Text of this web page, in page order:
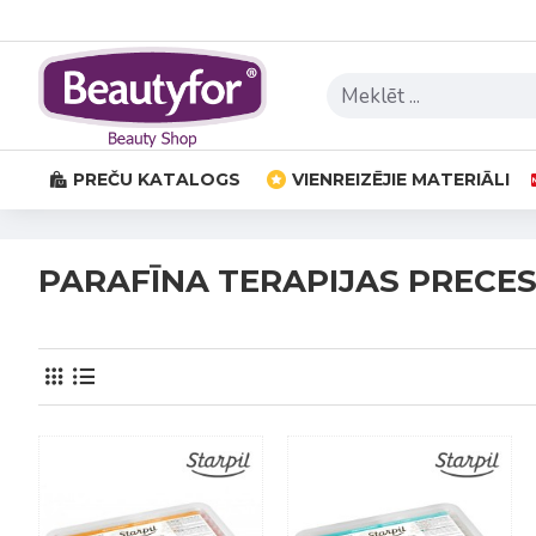
PREČU KATALOGS VIENREIZĒJIE MATERIĀLI
PARAFĪNA TERAPIJAS PRECES